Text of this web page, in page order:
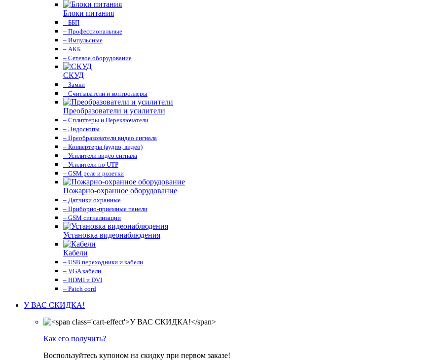
Блоки питания
– ББП
– Профессиональные
– Импульсные
– АКБ
– Сетевое оборудование
СКУД
– Замки
– Считыватели и контроллеры
Преобразователи и усилители
– Сплиттеры и Переключатели
– Эндоскопы
– Преобразователи видео сигнала
– Конвертеры (аудио, видео)
– Усилители видео сигнала
– Усилители по UTP
– GSM реле и розетки
Пожарно-охранное оборудование
– Датчики охранные
– Приборно-приемные панели
– GSM сигнализации
Установка видеонаблюдения
Кабели
– USB переходники и кабели
– VGA кабели
– HDMI и DVI
– Patch cord
У ВАС СКИДКА!
Как его получить?
Воспользуйтесь купоном на скидку при первом заказе!